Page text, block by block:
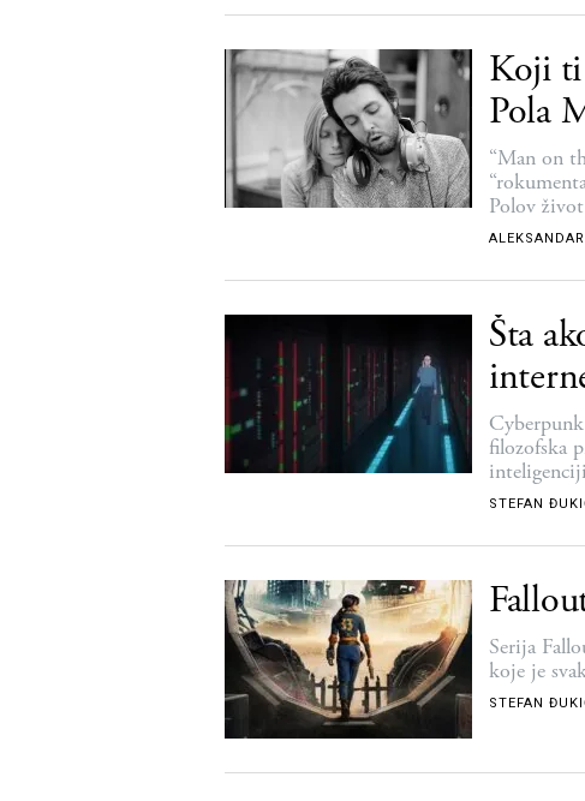
Koji ti
Pola
“Man on
Polov
Šta
filozofska
inteligenciji
STEFAN
Serija
koje je
STEFAN